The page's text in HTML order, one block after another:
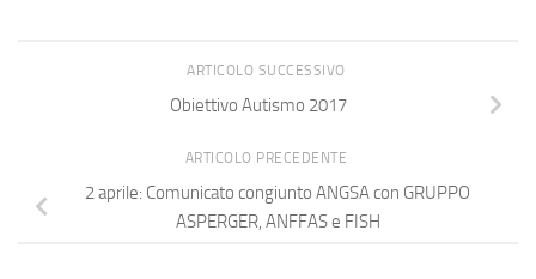
ARTICOLO SUCCESSIVO
Obiettivo Autismo 2017
ARTICOLO PRECEDENTE
2 aprile: Comunicato congiunto ANGSA con GRUPPO
ASPERGER, ANFFAS e FISH